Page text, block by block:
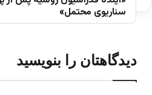
سناریوی محتمل»
دیدگاهتان را بنویسید